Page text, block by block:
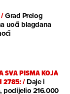
/Grad Prelog
uoči blagdana
SVA PISMA KOJA
2785:/Daje i
podijelio 216.000